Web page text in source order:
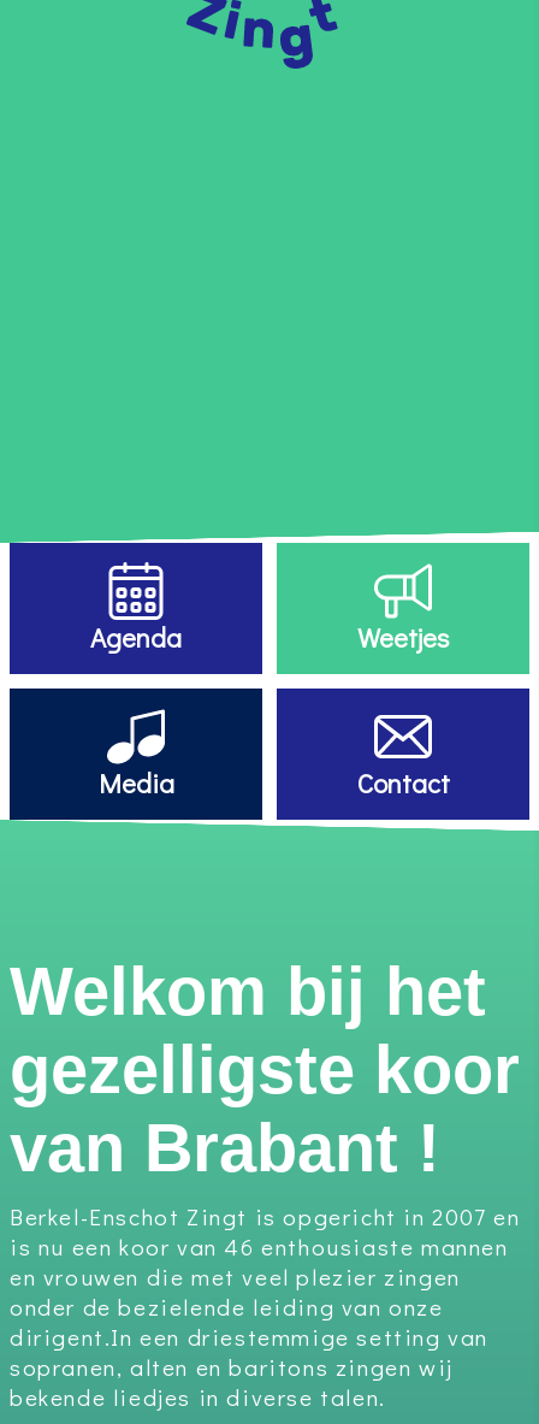
Agenda Weetjes
Media Contact
Welkom bij het
gezelligste koor
van Brabant !
Berkel-Enschot Zingt is opgericht in 2007 en
is nu een koor van 46 enthousiaste mannen
en vrouwen die met veel plezier zingen
onder de bezielende leiding van onze
dirigent.In een driestemmige setting van
sopranen, alten en baritons zingen wij
bekende liedjes in diverse talen.